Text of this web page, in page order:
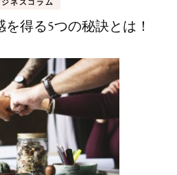
ジネスコラム
得る5つの秘訣とは！